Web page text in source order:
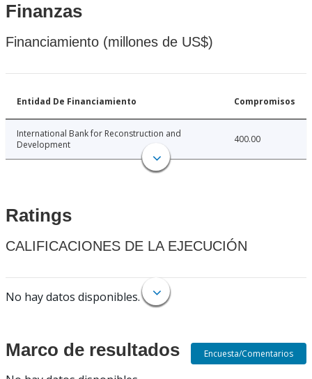
Finanzas
Financiamiento (millones de US$)
Entidad De Financiamiento Compromisos
International Bank for Reconstruction and
Development
400.00
Ratings
CALIFICACIONES DE LA EJECUCIÓN
No hay datos disponibles.
Marco de resultados Encuesta/Comentarios